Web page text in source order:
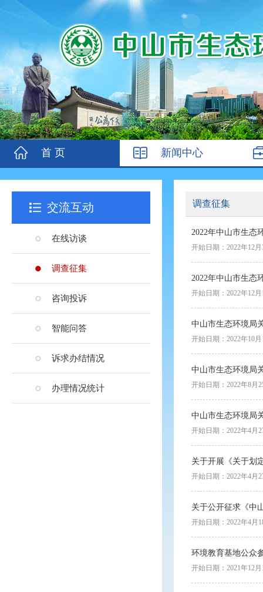
首 页 新闻中心
交流互动
在线访谈
调查征集
咨询投诉
智能问答
诉求办结情况
办理情况统计
调查征集
2022年中山市生态
开始日期：2022年12月
2022年中山市生态
开始日期：2022年12
中山市生态环境局
开始日期：2022年10月
中山市生态环境局
开始日期：2022年8月
中山市生态环境局
开始日期：2022年4月
关于开展《关于划
开始日期：2022年4月
关于公开征求《中
开始日期：2022年4月
环境教育基地公众
开始日期：2021年12